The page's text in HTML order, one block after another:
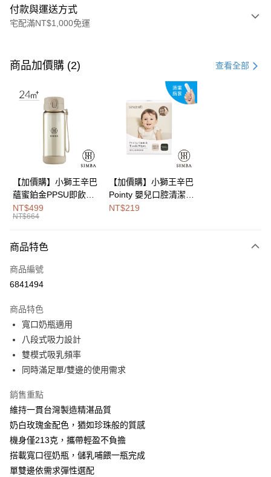
付款與運送方式
宅配滿NT$1,000免運
信用卡一次付款
Apple Pay
Google Pay
全盈+PAY
大哥付你分期
【大哥付你分期使用說明】
2.付款方式選擇「大哥付你分期」，訂單成立後會自動跳轉到大哥付的交易
流程，驗證手機門號後，選擇欲分期的期數、繳款截止日，確認付款後即完
3.實際核准額度、可分期數及費用金額請依後續交易確認頁面所載為準。
4.訂單成立30分鐘內，如未前往確認交易或遇審核未通過，訂單將自動取
消。如遇「轉專審核」未通過狀況，表示未達大哥付你分期系統評分，恕無
法說明評估內容。
1.分期款項不併入電信帳單，「大哥付你分期」於每月結算日後寄送繳費提
醒簡訊。
帳／街口支付／iPASS MONEY」等通路繳費。
【注意事項】
1.本服務係由「台灣大哥大股份有限公司」（以下簡稱本公司）所提供，讓
用戶於交易時，得透過本服務購買商品或服務，並由商店將買賣／分期付款
買賣價金債權讓與本公司後，依約使用本公司帳單繳交帳款。
2.基於同意付款使用「大哥付你分期」之契約關係目的，商店將以您的個人
資料（包含姓名、電話或地址）提供予台灣大哥大進項蒐集、處理及利用，
相關說明
【關於「AFTEE先享後付」】
便利好安心！
１．簡單：不需註冊會員、不需綁卡、不需儲值。
２．便利：只要手機號碼，簡訊認證，即可結帳。
３．安心：先確認商品／服務後，再付款。
１．於結帳方式選擇「AFTEE先享後付」後，將跳轉至「AFTEE先享後付」
２．訂單成立數日內，您將收到繳費通知簡訊。
３．收到繳費通知簡訊後14天內，點擊此簡訊中的連結，可透過四大超商／
※ 請注意：結帳手續完成當下不需立刻繳費，但若您需要取消訂單，請聯絡
購買商品的店家。未經商家同意取消之訂單仍視為有效，需透過AFTEE先享
後付繳納相關費用。
※ 交易是否成功請以「AFTEE先享後付 」之結帳頁面顯示為準，若有關於
是否繳費成功／繳費後需取消欲退款等相關疑問，請聯繫「AFTEE先享後付
相關說明
「Hami Point」為中華電信所提供之點數服務，可於會員專區綁定中華電信
會員帳號後，即可在購物車使用 Hami Point 折抵消費金額 (1點等於1元)。
ATM付款
每筆NT$100，滿NT$1,000(含以上)免運費
商品加價購 (2) 查看全部
【加價購】小獅王辛巴
蘊蜜鉑金PPSU即飲水
壺400ml
NT$499
NT$664
【加價購】小獅王辛巴
Pointy 嬰兒口腔清潔指
套 (100入)
NT$219
商品特色
商品編號
6841494
商品特色
寬口奶瓶適用
八段式吸力設計
雙模式吸乳頻率
同時滿足單/雙邊的使用需求
銷售重點
維持一貫台灣製造精湛品質
奶白玫瑰金配色，猶如珍珠般的質感
機身僅213克，攜帶輕盈不負擔
搭載寬口徑奶瓶，儲乳哺餵一瓶完成
單雙邊依需求彈性選配